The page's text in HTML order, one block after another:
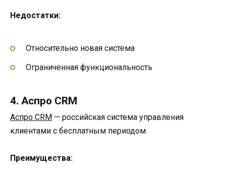
Недостатки:
Относительно новая система
Ограниченная функциональность
4. Аспро CRM
Аспро CRM — российская система управления
клиентами с бесплатным периодом.
Преимущества: